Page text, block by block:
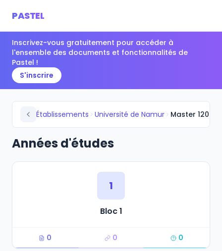
PASTEL
Inscrivez-vous gratuitement pour accéder à
l'ensemble des documents et fonctionnalités de
Pastel !
S'inscrire
Établissements Université de Namur Master 120
Années d'études
1
Bloc 1
0 0 0